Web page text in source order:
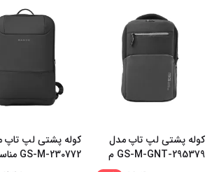
کوله پشتی لپ تاپ مدل
GS-M-GNT-295379 م
کوله پشتی لپ تاپ
GS-M-230772 مناسب